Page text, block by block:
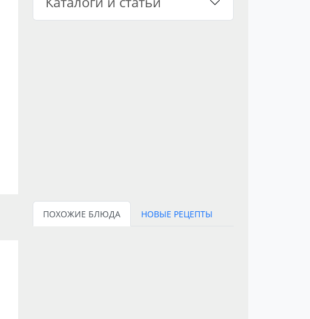
ПОХОЖИЕ БЛЮДА НОВЫЕ РЕЦЕПТЫ